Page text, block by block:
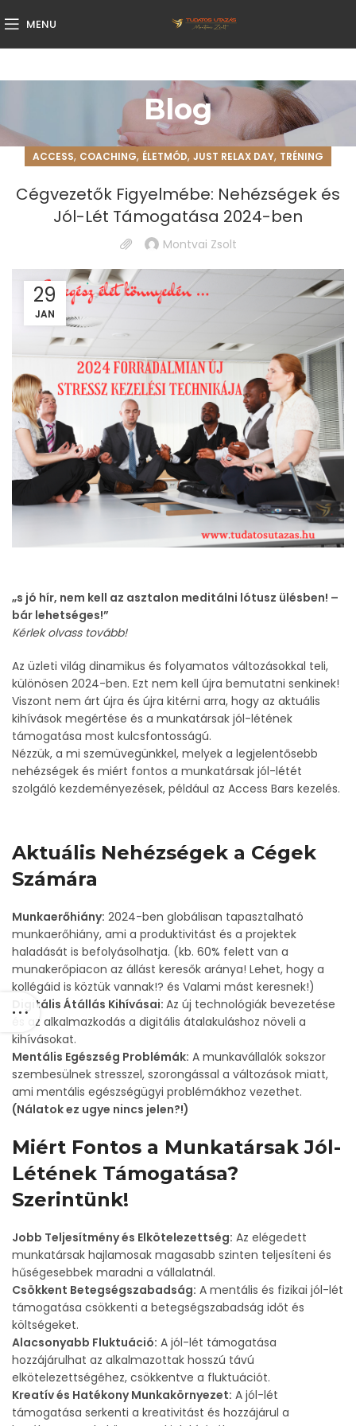
MENU
Blog
ACCESS, COACHING, ÉLETMÓD, JUST RELAX DAY, TRÉNING
Cégvezetők Figyelmébe: Nehézségek és
Jól-Lét Támogatása 2024-ben
Montvai Zsolt
29
JAN
„s jó hír, nem kell az asztalon meditálni lótusz ülésben! –
bár lehetséges!”
Kérlek olvass tovább!
Az üzleti világ dinamikus és folyamatos változásokkal teli,
különösen 2024-ben. Ezt nem kell újra bemutatni senkinek!
Viszont nem árt újra és újra kitérni arra, hogy az aktuális
kihívások megértése és a munkatársak jól-létének
támogatása most kulcsfontosságú.
Nézzük, a mi szemüvegünkkel, melyek a legjelentősebb
nehézségek és miért fontos a munkatársak jól-létét
szolgáló kezdeményezések, például az Access Bars kezelés.
Aktuális Nehézségek a Cégek
Számára
Munkaerőhiány: 2024-ben globálisan tapasztalható
munkaerőhiány, ami a produktivitást és a projektek
haladását is befolyásolhatja. (kb. 60% felett van a
munakerőpiacon az állást keresők aránya! Lehet, hogy a
kollégáid is köztük vannak!? és Valami mást keresnek!)
Digitális Átállás Kihívásai: Az új technológiák bevezetése
és az alkalmazkodás a digitális átalakuláshoz növeli a
kihívásokat.
Mentális Egészség Problémák: A munkavállalók sokszor
szembesülnek stresszel, szorongással a változások miatt,
ami mentális egészségügyi problémákhoz vezethet.
(Nálatok ez ugye nincs jelen?!)
Miért Fontos a Munkatársak Jól-
Létének Támogatása?
Szerintünk!
Jobb Teljesítmény és Elkötelezettség: Az elégedett
munkatársak hajlamosak magasabb szinten teljesíteni és
hűségesebbek maradni a vállalatnál.
Csökkent Betegségszabadság: A mentális és fizikai jól-lét
támogatása csökkenti a betegségszabadság időt és
költségeket.
Alacsonyabb Fluktuáció: A jól-lét támogatása
hozzájárulhat az alkalmazottak hosszú távú
elkötelezettségéhez, csökkentve a fluktuációt.
Kreatív és Hatékony Munkakörnyezet: A jól-lét
támogatása serkenti a kreativitást és hozzájárul a